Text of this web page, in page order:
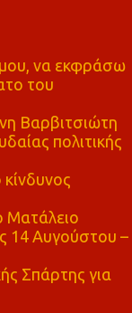
μου, να εκφράσω
του
Βαρβιτσιώτη
πολιτικής
Ματάλειο
14 Αυγούστου –
Σπάρτης για